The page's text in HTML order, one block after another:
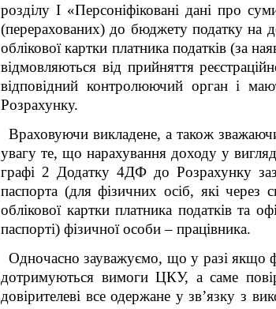
розділу I «Персоніфіковані дані про
(перерахованих) до бюджету податку на
облікової картки платника податків (за
відмовляються від прийняття
відповідний контролюючий орган і
Розрахунку.
Враховуючи викладене, а також
увагу те, що нарахування доходу у
графі 2 Додатку 4ДФ до Розрахунку
паспорта (для фізичних осіб, які через
облікової картки платника податків та
паспорті) фізичної особи – працівника.
Одночасно зауважуємо, що у разі якщо
дотримуються вимоги ЦКУ, а саме
довірителеві все одержане у зв’язку з